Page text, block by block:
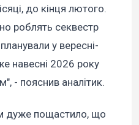
до кінця лютого.
роблять секвестр
у вересні-
навесні 2026 року
- пояснив аналітик.
дуже пощастило, що